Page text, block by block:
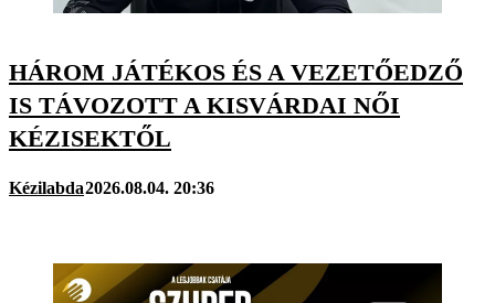
HÁROM JÁTÉKOS ÉS A VEZETŐEDZŐ
IS TÁVOZOTT A KISVÁRDAI NŐI
KÉZISEKTŐL
Kézilabda2026.08.04. 20:36